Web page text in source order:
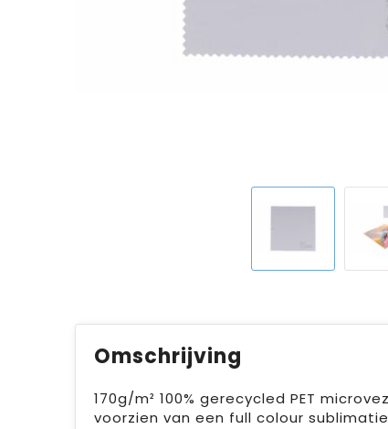
Omschrijving
170g/m² 100% gerecycled PET
voorzien van een full colour